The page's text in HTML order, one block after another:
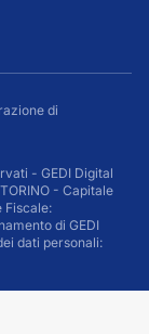
di
- GEDI Digital
- Capitale
Fiscale:
di GEDI
dati personali: